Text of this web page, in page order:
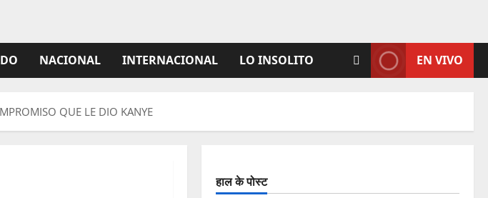
NACIONAL INTERNACIONAL LO INSOLITO EN VIVO
QUE LE DIO KANYE
हाल के पोस्ट